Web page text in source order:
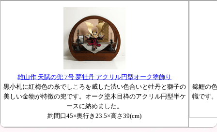
雄山作 天賦の兜 7号 夢牡丹 アクリル円型オーク塗飾り
黒小札に紅梅色の糸でしころを威した渋い色合いと牡丹と獅子の
美しい金物が特徴の兜です。オーク塗木目枠のアクリル円型半ケ
ースに納めました。
約間口45×奥行き23.5×高さ39(cm)
錦鯉の
幟です